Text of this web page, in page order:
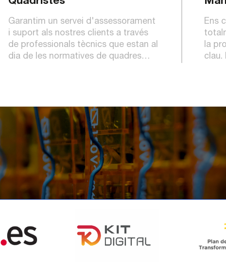
Garantim un servei d'assessorament
i suport als nostres clients a través
de professionals tècnics que estan al
dia de les normatives de quadres
Ens
la
clau.